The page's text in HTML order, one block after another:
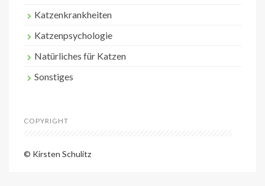
Katzenkrankheiten
Katzenpsychologie
Natürliches für Katzen
Sonstiges
COPYRIGHT
© Kirsten Schulitz